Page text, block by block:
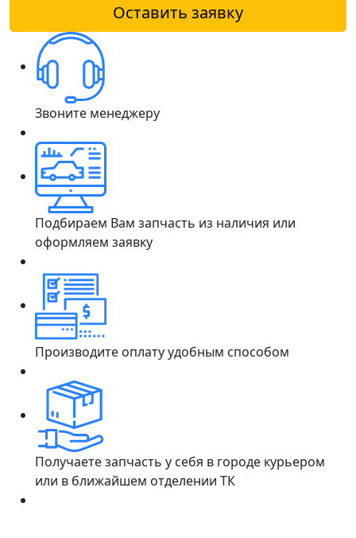
Оставить заявку
Звоните менеджеру
Подбираем Вам запчасть из наличия или
оформляем заявку
Производите оплату удобным способом
Получаете запчасть у себя в городе курьером
или в ближайшем отделении ТК